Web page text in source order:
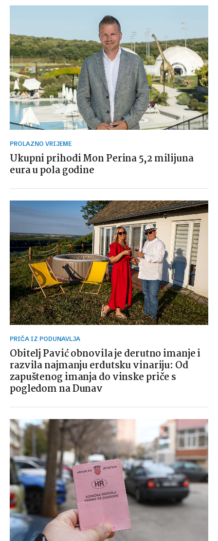
PROLAZNO VRIJEME
Ukupni prihodi Mon Perina 5,2 milijuna
eura u pola godine
PRIČA IZ PODUNAVLJA
Obitelj Pavić obnovila je derutno imanje i
razvila najmanju erdutsku vinariju: Od
zapuštenog imanja do vinske priče s
pogledom na Dunav